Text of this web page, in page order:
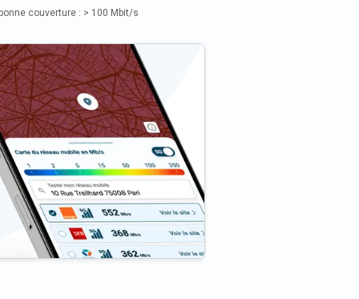
couverture : > 100 Mbit/s